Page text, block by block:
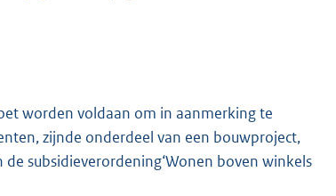
worden voldaan om in aanmerking te
zijnde onderdeel van een bouwproject,
subsidieverordening‘Wonen boven winkels